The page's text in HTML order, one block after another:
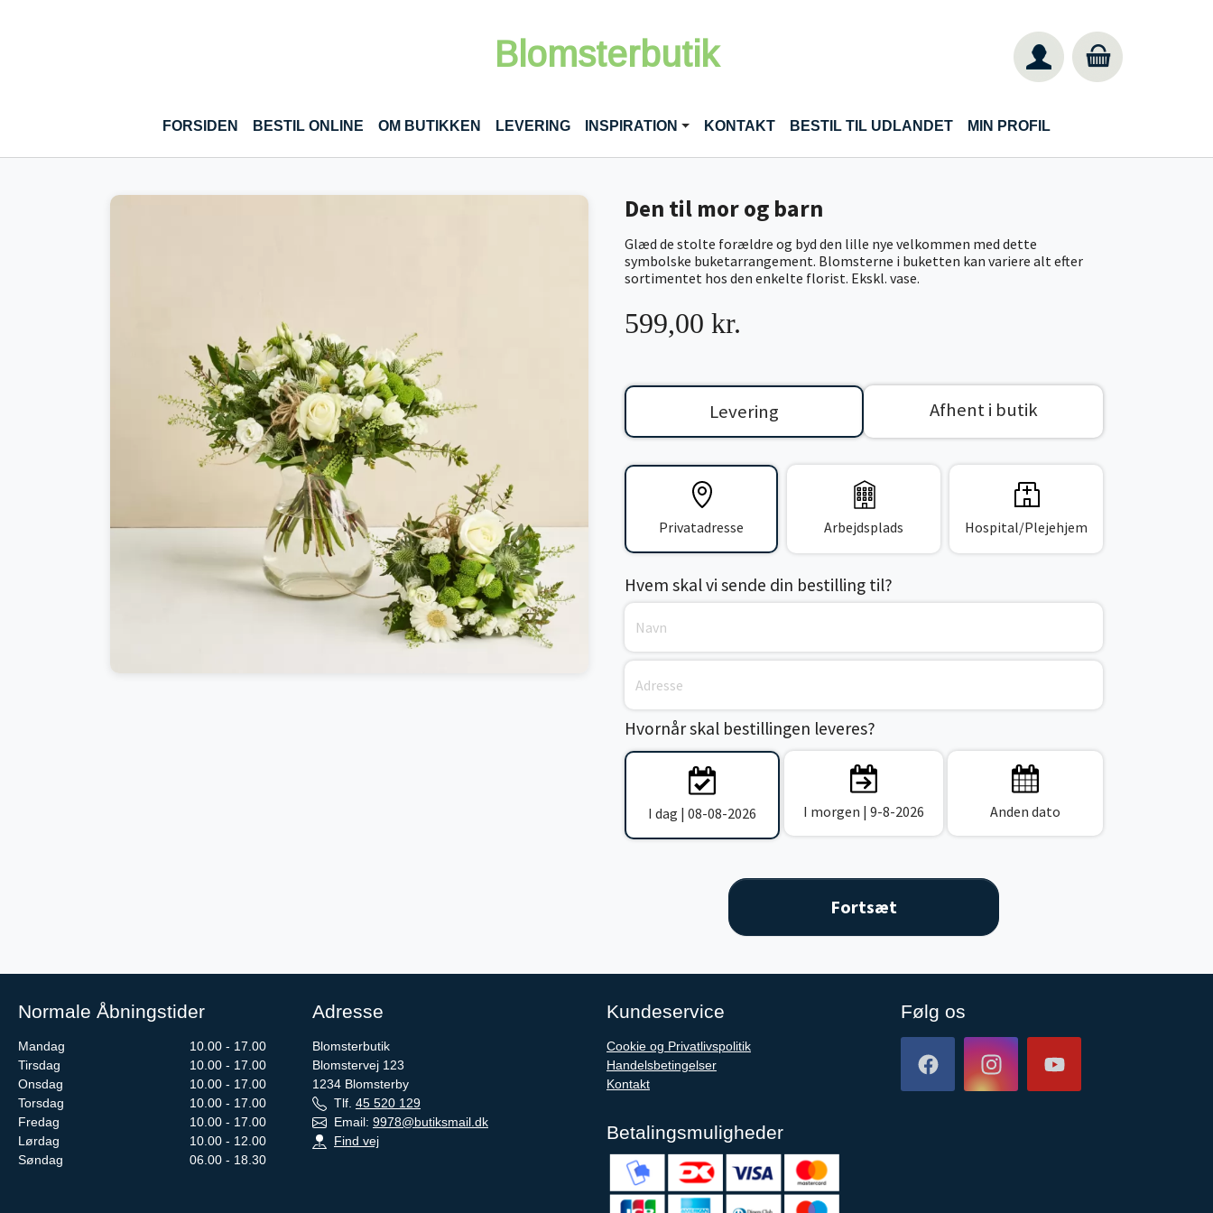
Blomsterbutik
FORSIDEN BESTIL ONLINE(CURRENT)
OM BUTIKKEN LEVERING INSPIRATION KONTAKT BESTIL TIL UDLANDET MIN PROFIL
Den til mor og barn
Glæd de stolte forældre og byd den lille nye velkommen med dette
symbolske buketarrangement. Blomsterne i buketten kan variere alt efter
sortimentet hos den enkelte florist. Ekskl. vase.
599,00 kr.
Levering Afhent i butik
Privatadresse Arbejdsplads Hospital/Plejehjem
Hvem skal vi sende din bestilling til?
Hvornår skal bestillingen leveres?
I dag | 08-08-2026 I morgen | 9-8-2026 Anden dato
Normale Åbningstider
Mandag
10.00 - 17.00
Tirsdag
10.00 - 17.00
Onsdag
10.00 - 17.00
Torsdag
10.00 - 17.00
Fredag
10.00 - 17.00
Lørdag
10.00 - 12.00
Søndag
06.00 - 18.30
Adresse
Blomsterbutik
Blomstervej 123
1234 Blomsterby
Tlf. 45 520 129
Email: 9978@butiksmail.dk
Find vej
Kundeservice
Cookie og Privatlivspolitik
Handelsbetingelser
Kontakt
Betalingsmuligheder
Følg os